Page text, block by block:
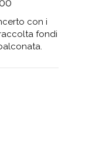
con i
fondi